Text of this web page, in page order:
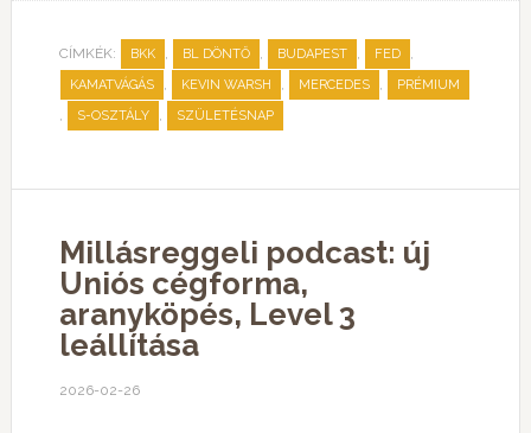
CÍMKÉK: BKK , BL DÖNTŐ , BUDAPEST , FED ,
KAMATVÁGÁS , KEVIN WARSH , MERCEDES , PRÉMIUM
, S-OSZTÁLY , SZÜLETÉSNAP
Millásreggeli podcast: új
Uniós cégforma,
aranyköpés, Level 3
leállítása
2026-02-26